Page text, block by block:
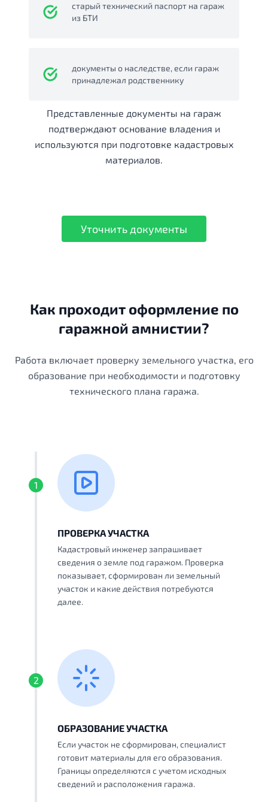
старый технический паспорт на гараж
из БТИ
документы о наследстве, если гараж
принадлежал родственнику
Представленные документы на гараж
подтверждают основание владения и
используются при подготовке кадастровых
материалов.
Уточнить документы
Как проходит оформление по
гаражной амнистии?
Работа включает проверку земельного участка, его
образование при необходимости и подготовку
технического плана гаража.
1
ПРОВЕРКА УЧАСТКА
Кадастровый инженер запрашивает
сведения о земле под гаражом. Проверка
показывает, сформирован ли земельный
участок и какие действия потребуются
далее.
2
ОБРАЗОВАНИЕ УЧАСТКА
Если участок не сформирован, специалист
готовит материалы для его образования.
Границы определяются с учетом исходных
сведений и расположения гаража.